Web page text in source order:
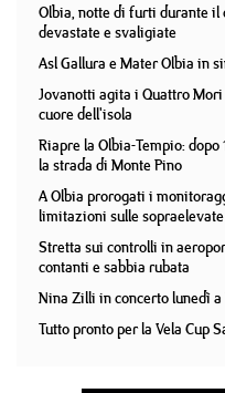
Olbia, notte di furti durante
devastate e svaligiate
Asl Gallura e Mater Olbia in
Jovanotti agita i Quattro
cuore dell'isola
Riapre la Olbia-Tempio:
la strada di Monte Pino
A Olbia prorogati i
limitazioni sulle sopraelevate
Stretta sui controlli in
contanti e sabbia rubata
Nina Zilli in concerto lunedì a
Tutto pronto per la Vela Cup